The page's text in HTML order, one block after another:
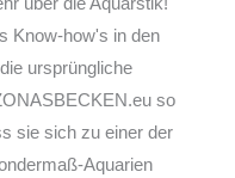
Know-how's in den
ursprüngliche
so
sie sich zu einer der
Aquarien